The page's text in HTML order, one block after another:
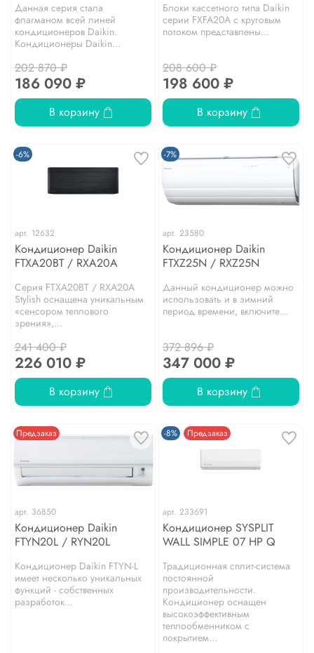
Данная серия стала
флагманом всей линей
кондиционеров Daikin.
Кондиционеры Daikin...
202 870 ₽
186 090 ₽
В корзину
Блоки кассетного типа Daikin
серии FXFA20A с круговым
потоком представлены...
208 600 ₽
198 600 ₽
В корзину
-6%
арт. 12632
Кондиционер Daikin
FTXA20BT / RXA20A
Серия FTXA20BT / RXA20A
Stylish оснащена уникальным
«сенсором теплового
зрения»,...
241 400 ₽
226 010 ₽
В корзину
-7%
арт. 23580
Кондиционер Daikin
FTXZ25N / RXZ25N
Данный кондиционер можно
использовать и в зимний
период времени, включите...
372 896 ₽
347 000 ₽
В корзину
Предзаказ
арт. 36850
Кондиционер Daikin
FTYN20L / RYN20L
Кондиционер Daikin FTYN-L
имеет несколько уникальных
функций - собственных
разработок...
-8% Предзаказ
арт. 233691
Кондиционер SYSPLIT
WALL SIMPLE 07 HP Q
Традиционная сплит-система
постоянной
производительности.
Кондиционер оснащен
высокоэффективным
теплообменником с
покрытием...